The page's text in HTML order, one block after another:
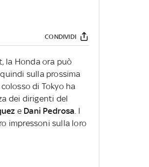
CONDIVIDI
la Honda ora può
sulla prossima
di Tokyo ha
dei dirigenti del
e Dani Pedrosa. I
impressoni sulla loro